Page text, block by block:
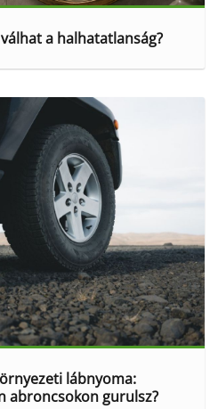
a halhatatlanság?
lábnyoma:
abroncsokon gurulsz?